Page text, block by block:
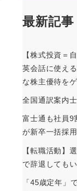
最新記事
【株式投資＝
英会話に使え
な株主優待を
全国通訳案内
富士通も社員9
が新卒一括採
【転職活動】
で辞退しても
「45歳定年」